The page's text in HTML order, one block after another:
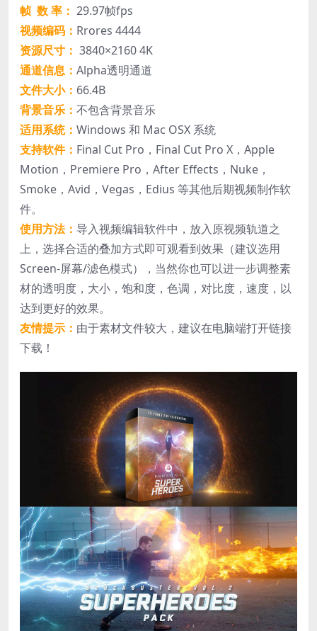
帧 数 率： 29.97帧fps
视频编码： Rrores 4444
资源尺寸： 3840×2160 4K
通道信息： Alpha透明通道
文件大小： 66.4B
背景音乐： 不包含背景音乐
适用系统： Windows 和 Mac OSX 系统
支持软件： Final Cut Pro，Final Cut Pro X，Apple
Motion，Premiere Pro，After Effects，Nuke，
Smoke，Avid，Vegas，Edius 等其他后期视频制作软
件。
使用方法： 导入视频编辑软件中，放入原视频轨道之
上，选择合适的叠加方式即可观看到效果（建议选用
Screen-屏幕/滤色模式），当然你也可以进一步调整素
材的透明度，大小，饱和度，色调，对比度，速度，以
达到更好的效果。
友情提示： 由于素材文件较大，建议在电脑端打开链接
下载！